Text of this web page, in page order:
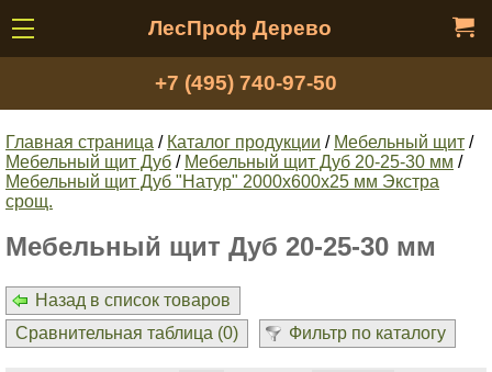
ЛесПроф Дерево
+7 (495) 740-97-50
Главная страница / Каталог продукции / Мебельный щит /
Мебельный щит Дуб / Мебельный щит Дуб 20-25-30 мм /
Мебельный щит Дуб "Натур" 2000х600х25 мм Экстра
срощ.
Мебельный щит Дуб 20-25-30 мм
Назад в список товаров
Сравнительная таблица (0) Фильтр по каталогу